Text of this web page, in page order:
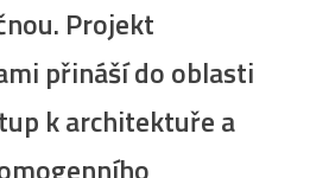
Projekt
přináší do oblasti
k architektuře a